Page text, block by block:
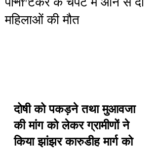
महिलाओं की मौत
दोषी को पकड़ने तथा मुआवजा
की मांग को लेकर ग्रामीणों ने
किया झांझर कारुडीह मार्ग को